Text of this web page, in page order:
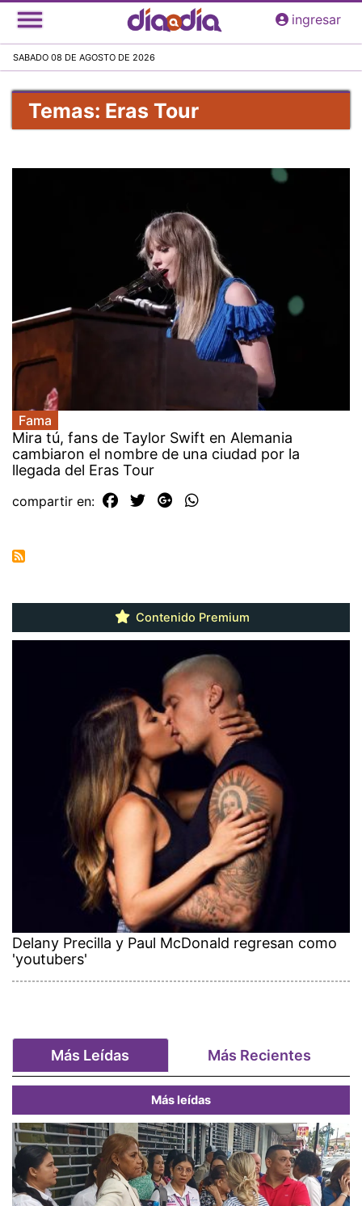
Pasar
al
principal
ingresar
SABADO 08 DE AGOSTO DE 2026
Temas: Eras Tour
Fama
Mira tú, fans de Taylor Swift en Alemania
cambiaron el nombre de una ciudad por la
llegada del Eras Tour
compartir en:
Contenido Premium
Delany Precilla y Paul McDonald regresan como
'youtubers'
Más Leídas Más Recientes
Más leídas